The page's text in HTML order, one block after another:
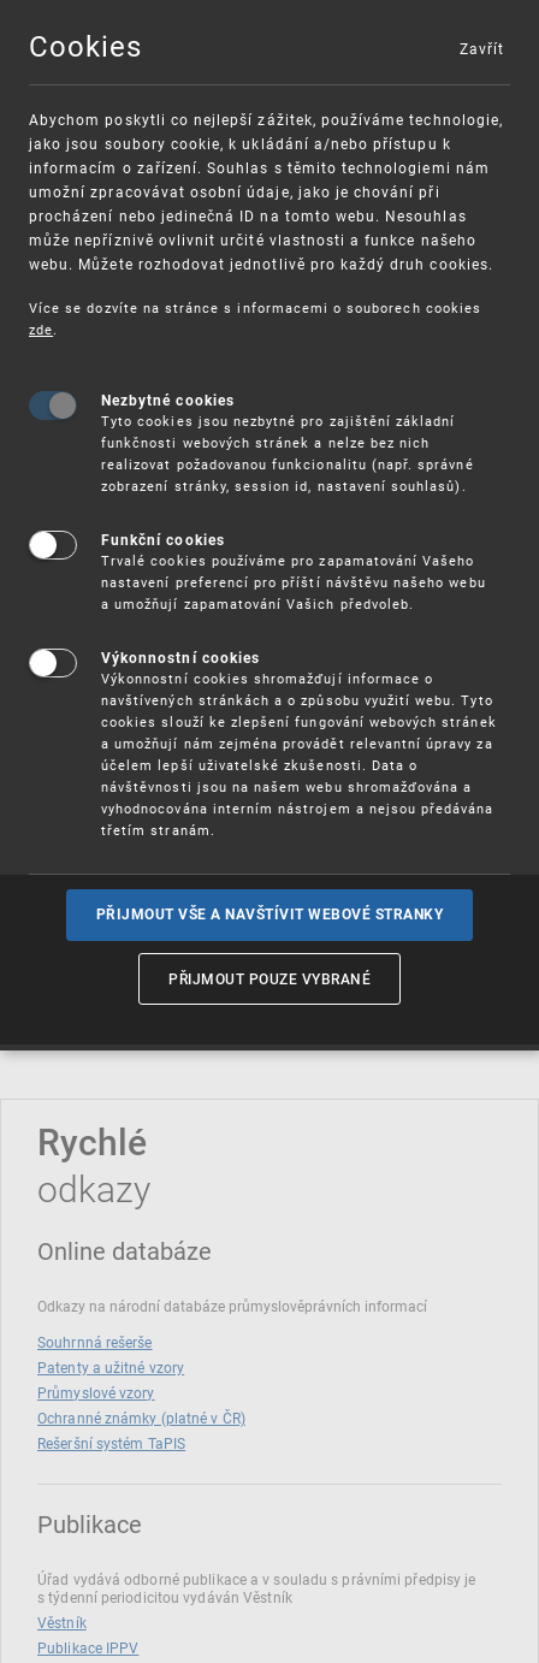
MENU
VAROVÁNÍ
Finanční podpora
Vynálezy / Patenty
Užitnévzory
Ochrannéznámky
Označení původua zeměpisná
Rychlé
odkazy
Online databáze
Odkazy na národní databáze průmyslověprávních informací
Souhrnná rešerše
Patenty a užitné vzory
Průmyslové vzory
Ochranné známky (platné v ČR)
Rešeršní systém TaPIS
Publikace
Úřad vydává odborné publikace a v souladu s právními předpisy je
s týdenní periodicitou vydáván Věstník
Věstník
Publikace IPPV
Cookies
Abychom poskytli co nejlepší zážitek, používáme technologie,
jako jsou soubory cookie, k ukládání a/nebo přístupu k
informacím o zařízení. Souhlas s těmito technologiemi nám
umožní zpracovávat osobní údaje, jako je chování při
procházení nebo jedinečná ID na tomto webu. Nesouhlas
může nepříznivě ovlivnit určité vlastnosti a funkce našeho
webu. Můžete rozhodovat jednotlivě pro každý druh cookies.
Více se dozvíte na stránce s informacemi o souborech cookies
zde.
Nezbytné cookies
Tyto cookies jsou nezbytné pro zajištění základní
funkčnosti webových stránek a nelze bez nich
realizovat požadovanou funkcionalitu (např. správné
zobrazení stránky, session id, nastavení souhlasů).
Funkční cookies
Trvalé cookies používáme pro zapamatování Vašeho
nastavení preferencí pro příští návštěvu našeho webu
a umožňují zapamatování Vašich předvoleb.
Výkonnostní cookies
Výkonnostní cookies shromažďují informace o
navštívených stránkách a o způsobu využití webu. Tyto
cookies slouží ke zlepšení fungování webových stránek
a umožňují nám zejména provádět relevantní úpravy za
účelem lepší uživatelské zkušenosti. Data o
návštěvnosti jsou na našem webu shromažďována a
vyhodnocována interním nástrojem a nejsou předávána
třetím stranám.
PŘIJMOUT VŠE A NAVŠTÍVIT WEBOVÉ STRANKY
PŘIJMOUT POUZE VYBRANÉ
Zavřít